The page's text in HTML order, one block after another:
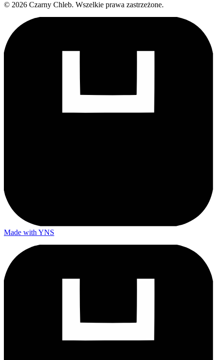
© 2026 Czarny Chleb. Wszelkie prawa zastrzeżone.
Made with YNS